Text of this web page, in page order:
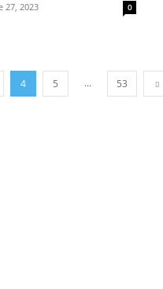
27, 2023 0
4 5 ... 53